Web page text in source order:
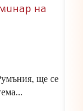
на
ще се